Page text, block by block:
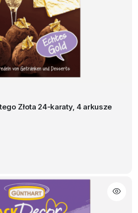
Złota 24-karaty, 4 arkusze